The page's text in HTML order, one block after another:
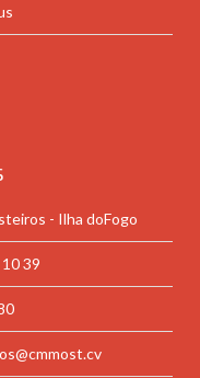
- Ilha doFogo
39